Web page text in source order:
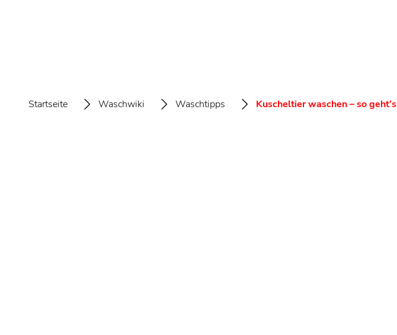
Startseite Waschwiki Waschtipps Kuscheltier waschen – so geht’s